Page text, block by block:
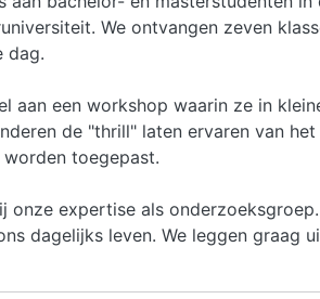
We ontvangen zeven
dag.
aan een workshop waarin ze in
de "thrill" laten ervaren van
toegepast.
expertise als
dagelijks leven. We leggen graag